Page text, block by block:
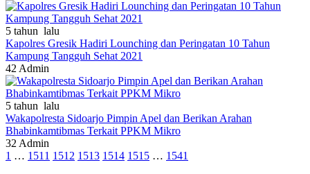
5 tahun lalu
Kapolres Gresik Hadiri Lounching dan Peringatan 10 Tahun
Kampung Tangguh Sehat 2021
42 Admin
5 tahun lalu
Wakapolresta Sidoarjo Pimpin Apel dan Berikan Arahan
Bhabinkamtibmas Terkait PPKM Mikro
32 Admin
1 … 1511 1512 1513 1514 1515 … 1541